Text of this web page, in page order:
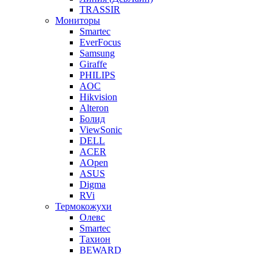
TRASSIR
Мониторы
Smartec
EverFocus
Samsung
Giraffe
PHILIPS
AOC
Hikvision
Alteron
Болид
ViewSonic
DELL
ACER
AOpen
ASUS
Digma
RVi
Термокожухи
Олевс
Smartec
Тахион
BEWARD